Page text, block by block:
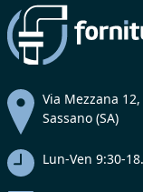
Via Mezzana
Sassano (SA)
Lun-Ven 9:30-